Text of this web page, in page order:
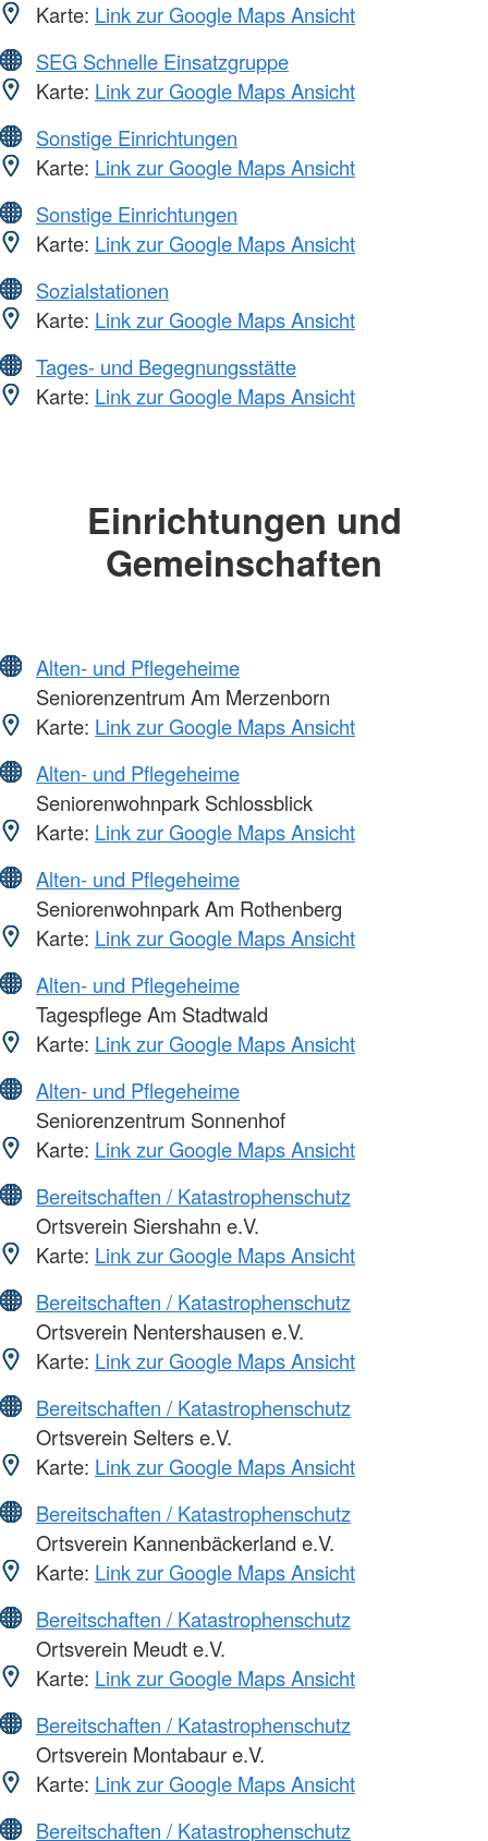
Karte: Link zur Google Maps Ansicht
SEG Schnelle Einsatzgruppe
Karte: Link zur Google Maps Ansicht
Sonstige Einrichtungen
Karte: Link zur Google Maps Ansicht
Sonstige Einrichtungen
Karte: Link zur Google Maps Ansicht
Sozialstationen
Karte: Link zur Google Maps Ansicht
Tages- und Begegnungsstätte
Karte: Link zur Google Maps Ansicht
Einrichtungen und
Gemeinschaften
Alten- und Pflegeheime
Seniorenzentrum Am Merzenborn
Karte: Link zur Google Maps Ansicht
Alten- und Pflegeheime
Seniorenwohnpark Schlossblick
Karte: Link zur Google Maps Ansicht
Alten- und Pflegeheime
Seniorenwohnpark Am Rothenberg
Karte: Link zur Google Maps Ansicht
Alten- und Pflegeheime
Tagespflege Am Stadtwald
Karte: Link zur Google Maps Ansicht
Alten- und Pflegeheime
Seniorenzentrum Sonnenhof
Karte: Link zur Google Maps Ansicht
Bereitschaften / Katastrophenschutz
Ortsverein Siershahn e.V.
Karte: Link zur Google Maps Ansicht
Bereitschaften / Katastrophenschutz
Ortsverein Nentershausen e.V.
Karte: Link zur Google Maps Ansicht
Bereitschaften / Katastrophenschutz
Ortsverein Selters e.V.
Karte: Link zur Google Maps Ansicht
Bereitschaften / Katastrophenschutz
Ortsverein Kannenbäckerland e.V.
Karte: Link zur Google Maps Ansicht
Bereitschaften / Katastrophenschutz
Ortsverein Meudt e.V.
Karte: Link zur Google Maps Ansicht
Bereitschaften / Katastrophenschutz
Ortsverein Montabaur e.V.
Karte: Link zur Google Maps Ansicht
Bereitschaften / Katastrophenschutz